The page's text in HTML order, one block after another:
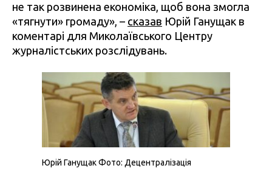
не так розвинена економіка, щоб вона змогла
«тягнути» громаду», – сказав Юрій Ганущак в
коментарі для Миколаївського Центру
журналістських розслідувань.
Юрій Ганущак Фото: Децентралізація